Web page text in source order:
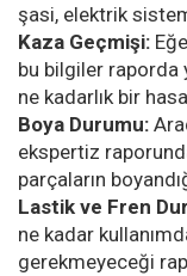
şasi, elektrik
Kaza Geçmişi:
bu bilgiler raporda
ne kadarlık bir
Boya Durumu:
ekspertiz
parçaların
Lastik ve Fren
ne kadar
gerekmeyeceği